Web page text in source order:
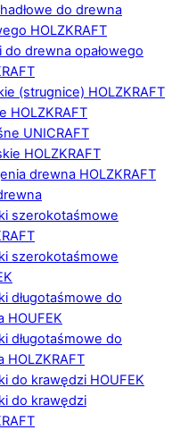
do drewna
HOLZKRAFT
do drewna opałowego
(strugnice) HOLZKRAFT
HOLZKRAFT
UNICRAFT
HOLZKRAFT
drewna HOLZKRAFT
szerokotaśmowe
szerokotaśmowe
długotaśmowe do
HOUFEK
długotaśmowe do
HOLZKRAFT
do krawędzi HOUFEK
do krawędzi